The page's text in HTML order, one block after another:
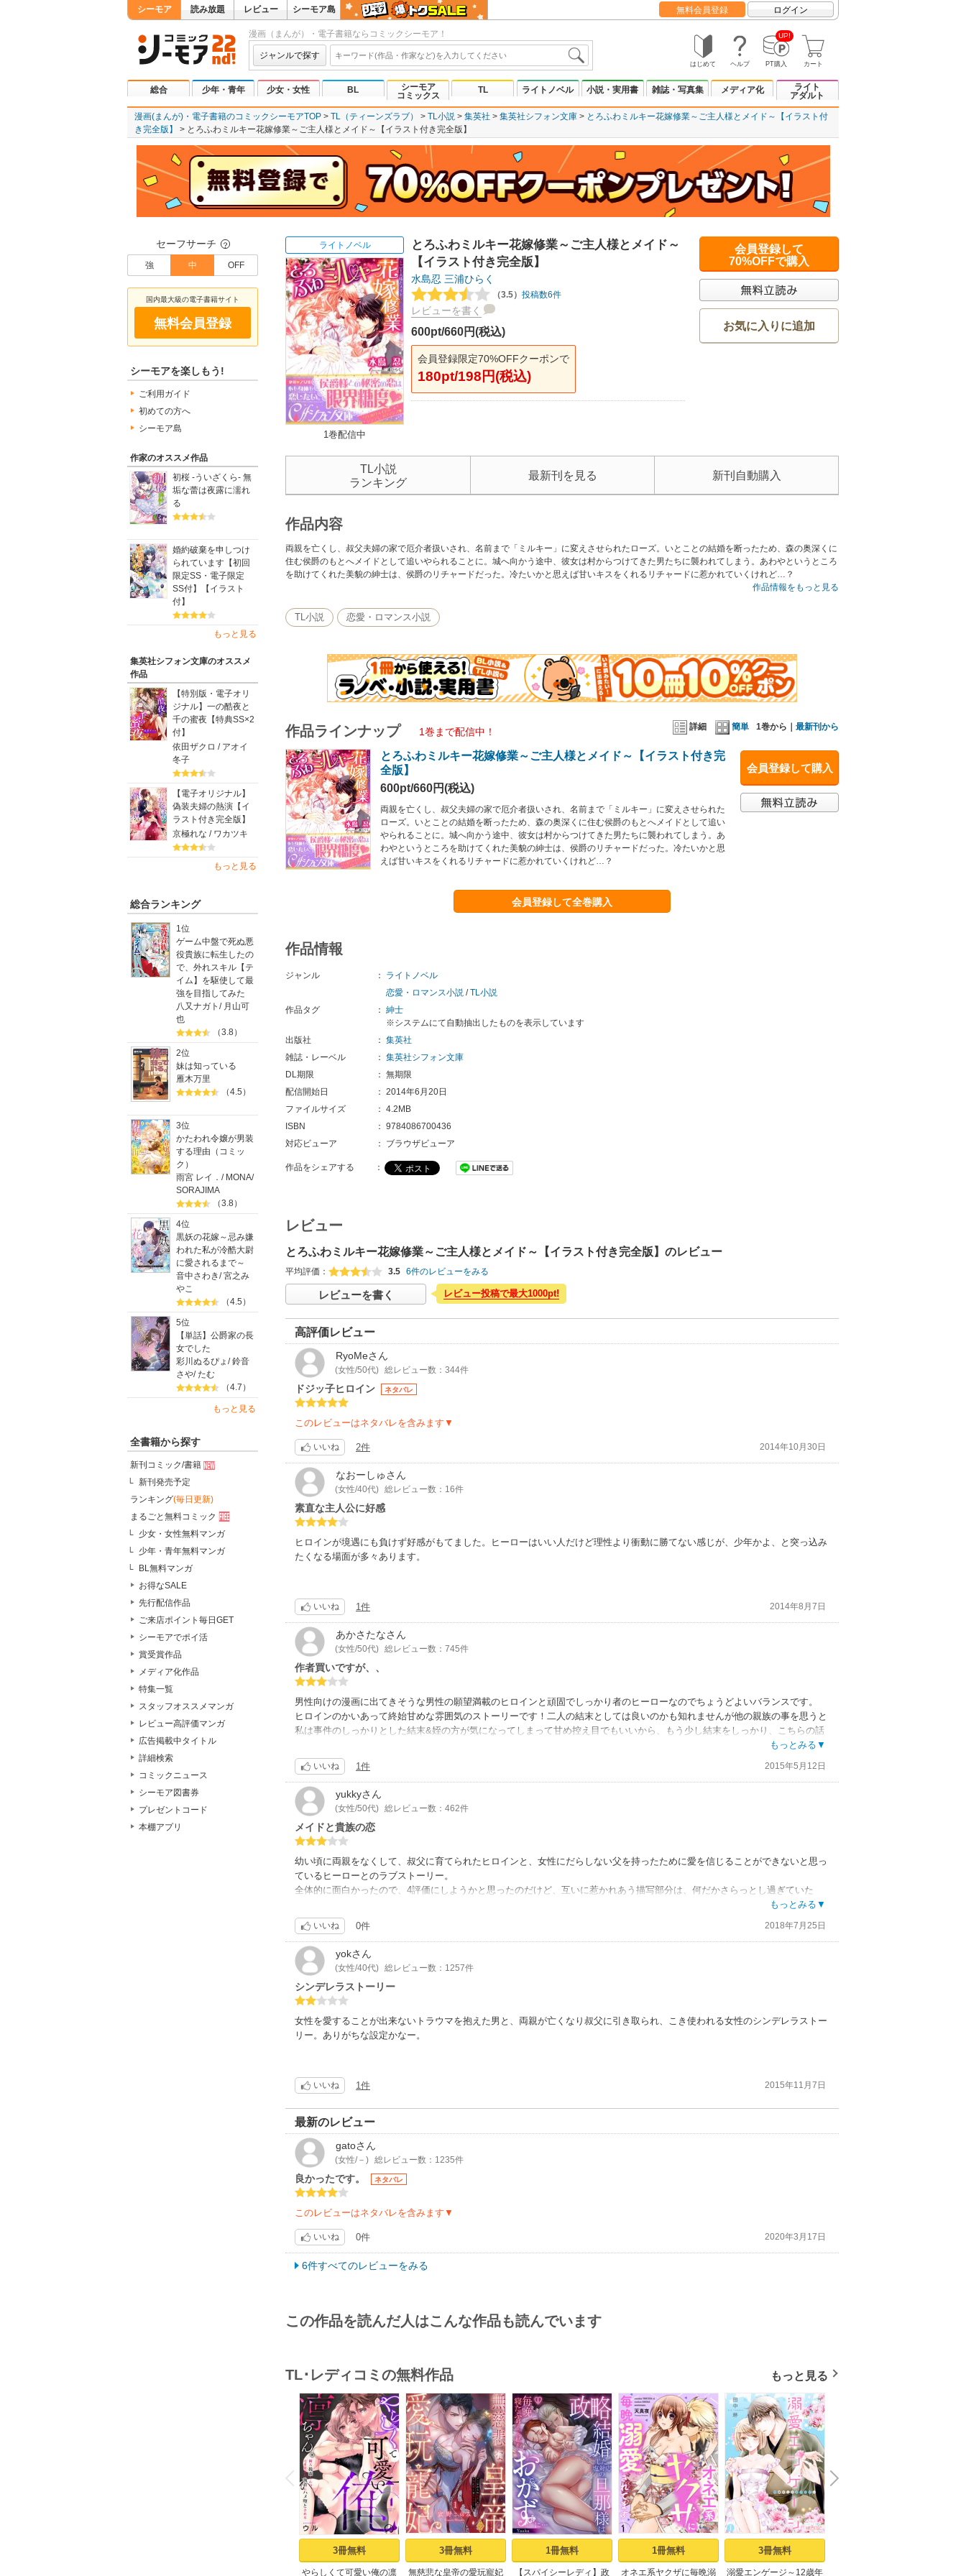
シーモア 読み放題 レビュー シーモア島 無料会員登録 ログイン
漫画（まんが）・電子書籍ならコミックシーモア！
ジャンルで探す
はじめて ヘルプ
UP!
PT購入 カート
総合 少年・青年 少女・女性 BL
シーモア
コミックス
TL ライトノベル 小説・実用書 雑誌・写真集 メディア化
ライト
アダルト
漫画(まんが)・電子書籍のコミックシーモアTOP TL（ティーンズラブ） TL小説 集英社 集英社シフォン文庫
とろふわミルキー花嫁修業～ご主人様とメイド～【イラスト付
き完全版】
とろふわミルキー花嫁修業～ご主人様とメイド～【イラスト付き完全版】
セーフサーチ ？
強 中 OFF
国内最大級の電子書籍サイト
無料会員登録
シーモアを楽しもう!
ご利用ガイド
初めての方へ
シーモア島
作家のオススメ作品
初桜 ‐ういざくら‐ 無
垢な蕾は夜露に濡れ
る
婚約破棄を申しつけ
られています【初回
限定SS・電子限定
SS付】【イラスト
付】
もっと見る
集英社シフォン文庫のオススメ
作品
【特別版・電子オリ
ジナル】一の酷夜と
千の蜜夜【特典SS×2
付】
依田ザクロ / アオイ
冬子
【電子オリジナル】
偽装夫婦の熱演【イ
ラスト付き完全版】
京極れな / ワカツキ
もっと見る
総合ランキング
1位
ゲーム中盤で死ぬ悪
役貴族に転生したの
で、外れスキル【テ
イム】を駆使して最
強を目指してみた
八又ナガト / 月山可
也
（3.8）
2位
妹は知っている
雁木万里
（4.5）
3位
かたわれ令嬢が男装
する理由（コミッ
ク）
雨宮 レイ． / MONA/
SORAJIMA
（3.8）
4位
黒妖の花嫁～忌み嫌
われた私が冷酷大尉
に愛されるまで～
音中さわき/宮之み
やこ
（4.5）
5位
【単話】公爵家の長
女でした
彩川ぬるぴょ /鈴音
さや/たむ
（4.7）
もっと見る
全書籍から探す
新刊コミック/書籍
新刊発売予定
ランキング(毎日更新)
まるごと無料コミック
少女・女性無料マンガ
少年・青年無料マンガ
BL無料マンガ
お得なSALE
先行配信作品
ご来店ポイント毎日GET
シーモアでポイ活
賞受賞作品
メディア化作品
特集一覧
スタッフオススメマンガ
レビュー高評価マンガ
広告掲載中タイトル
詳細検索
コミックニュース
シーモア図書券
プレゼントコード
本棚アプリ
ライトノベル
1巻配信中
とろふわミルキー花嫁修業～ご主人様とメイド～
【イラスト付き完全版】
水島忍 三浦ひらく
（3.5） 投稿数6件
レビューを書く
600pt/660円(税込)
会員登録限定70%OFFクーポンで
180pt/198円(税込)
会員登録して
70%OFFで購入
お気に入りに追加
TL小説
ランキング
最新刊を見る 新刊自動購入
作品内容
両親を亡くし、叔父夫婦の家で厄介者扱いされ、名前まで「ミルキー」に変えさせられたローズ。いとことの結婚を断ったため、森の奥深くに
住む侯爵のもとへメイドとして追いやられることに。城へ向かう途中、彼女は村からつけてきた男たちに襲われてしまう。あわやというところ
を助けてくれた美貌の紳士は、侯爵のリチャードだった。冷たいかと思えば甘いキスをくれるリチャードに惹かれていくけれど…？
作品情報をもっと見る
TL小説 恋愛・ロマンス小説
詳細 簡単 1巻から｜ 最新刊から
作品ラインナップ 1巻まで配信中！
会員登録して購入
とろふわミルキー花嫁修業～ご主人様とメイド～【イラスト付き完
全版】
600pt/660円(税込)
両親を亡くし、叔父夫婦の家で厄介者扱いされ、名前まで「ミルキー」に変えさせられた
ローズ。いとことの結婚を断ったため、森の奥深くに住む侯爵のもとへメイドとして追い
やられることに。城へ向かう途中、彼女は村からつけてきた男たちに襲われてしまう。あ
わやというところを助けてくれた美貌の紳士は、侯爵のリチャードだった。冷たいかと思
えば甘いキスをくれるリチャードに惹かれていくけれど…？
会員登録して全巻購入
作品情報
ジャンル ：
ライトノベル
恋愛・ロマンス小説 /TL小説
作品タグ
： 紳士
※システムにて自動抽出したものを表示しています
出版社
： 集英社
雑誌・レーベル
： 集英社シフォン文庫
DL期限
： 無期限
配信開始日
： 2014年6月20日
ファイルサイズ
： 4.2MB
ISBN
： 9784086700436
対応ビューア
： ブラウザビューア
作品をシェアする ：
レビュー
とろふわミルキー花嫁修業～ご主人様とメイド～【イラスト付き完全版】のレビュー
平均評価： 3.5 6件のレビューをみる
レビューを書く レビュー投稿で最大1000pt!
高評価レビュー
RyoMeさん
(女性/50代) 総レビュー数：344件
ドジッ子ヒロイン ネタバレ
このレビューはネタバレを含みます▼
いいね 2件 2014年10月30日
なおーしゅ さん
(女性/40代) 総レビュー数：16件
素直な主人公に好感
ヒロインが境遇にも負けず好感がもてました。ヒーローはいい人だけど理性より衝動に勝てない感じが、少年かよ、と突っ込み
たくなる場面が多々あります。
いいね 1件 2014年8月7日
あかさたなさん
(女性/50代) 総レビュー数：745件
作者買いですが、、
男性向けの漫画に出てきそうな男性の願望満載のヒロインと頑固でしっかり者のヒーローなのでちょうどよいバランスです。
ヒロインのかいあって終始甘めな雰囲気のストーリーです！二人の結末としては良いのかも知れませんが他の親族の事を思うと
私は事件のしっかりとした結末&姪の方が気になってしまって甘め控え目でもいいから、もう少し結末をしっかり、こちらの話
をおりまぜて書いて頂けたら嬉しかったなと思います。なんだかすっきりしなかった！挿し絵はヒロインにピッタリの甘めな感
じです。
もっとみる▼
いいね 1件 2015年5月12日
yukkyさん
(女性/50代) 総レビュー数：462件
メイドと貴族の恋
幼い頃に両親をなくして、叔父に育てられたヒロインと、女性にだらしない父を持ったために愛を信じることができないと思っ
ているヒーローとのラブストーリー。
全体的に面白かったので、4評価にしようかと思ったのだけど、互いに惹かれあう描写部分は、何だかさらっとし過ぎていた
り、ヒロインの名前のエピソードも軽すぎて、違和感を覚え、私はストーリーに入り込みづらかったで、そこがちょっとマイナ
ス評価です。
もっとみる▼
いいね 0件 2018年7月25日
yokさん
(女性/40代) 総レビュー数：1257件
シンデレラストーリー
女性を愛することが出来ないトラウマを抱えた男と、両親が亡くなり叔父に引き取られ、こき使われる女性のシンデレラストー
リー。ありがちな設定かなー。
いいね 1件 2015年11月7日
最新のレビュー
gatoさん
(女性/－) 総レビュー数：1235件
良かったです。 ネタバレ
このレビューはネタバレを含みます▼
いいね 0件 2020年3月17日
6件すべてのレビューをみる
この作品を読んだ人はこんな作品も読んでいます
TL･レディコミの無料作品 もっと見る
P
r
e
v
i
o
u
s
3冊無料
やらしくて可愛い俺の凛
3冊無料
無慈悲な皇帝の愛玩寵妃
1冊無料
【スパイシーレディ】政
1冊無料
オネエ系ヤクザに毎晩溺
3冊無料
溺愛エンゲージ～12歳年
N
e
x
t